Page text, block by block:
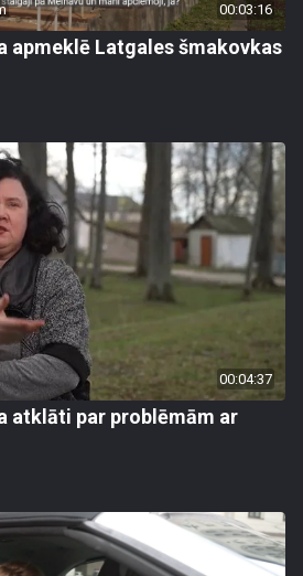
00:03:16
apmeklē Latgales šmakovkas
00:04:37
atklāti par problēmām ar